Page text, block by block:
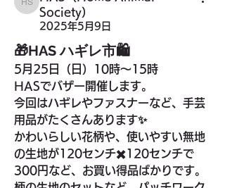
HAS（Home Animal Society）
Society）
2025年5月9日
🎁HAS ハギレ市🛍️
5月25日（日）10時〜15時
HASでバザー開催します。
今回はハギレやファスナーなど、手芸
用品がたくさんあります✨
かわいらしい花柄や、使いやすい無地
の生地が120センチ✖️120センチで
300円など、お買い得品ばかりです。